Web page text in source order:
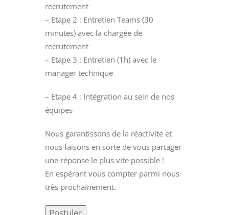
recrutement
– Etape 2 : Entretien Teams (30
minutes) avec la chargée de
recrutement
– Etape 3 : Entretien (1h) avec le
manager technique
– Etape 4 : Intégration au sein de nos
équipes
Nous garantissons de la réactivité et
nous faisons en sorte de vous partager
une réponse le plus vite possible !
En espérant vous compter parmi nous
très prochainement.